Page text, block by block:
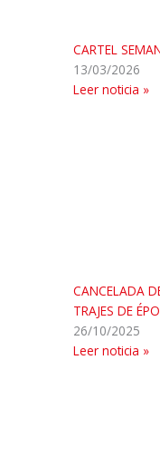
CARTEL
13/03/2026
Leer noticia »
CANCELADA
TRAJES DE
26/10/2025
Leer noticia »